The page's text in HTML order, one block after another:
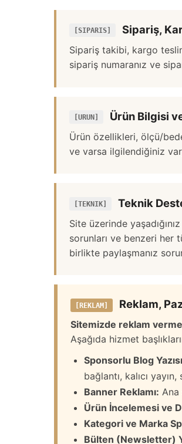
[SIPARIS] Sipariş,
Sipariş takibi, kargo
sipariş numaranız ve
[URUN] Ürün Bilgisi
Ürün özellikleri, ölçü/
ve varsa ilgilendiğiniz
[TEKNIK] Teknik
Site üzerinde
sorunları ve benzeri her
birlikte paylaşmanız
[REKLAM] Reklam,
Sitemizde reklam
Aşağıda hizmet
Sponsorlu Blog
bağlantı, kalıcı
Banner Reklamı:
Ürün İncelemesi ve
Kategori ve Marka
Bülten (Newsletter)